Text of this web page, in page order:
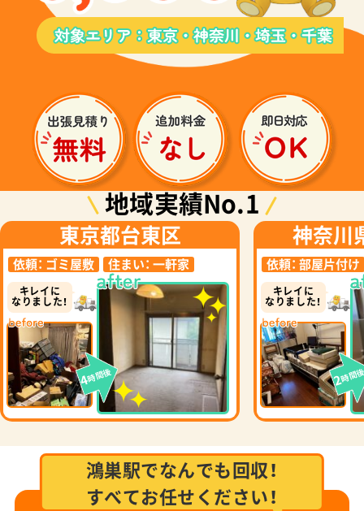
地域実績No.1
東京都台東区
依頼： ゴミ屋敷 住まい： 一軒家
キレイに
なりました！
4時間後
神奈川
依頼： 部屋片付け
キレイに
なりました！
2時間
鴻巣駅でなんでも回収！
すべてお任せください！